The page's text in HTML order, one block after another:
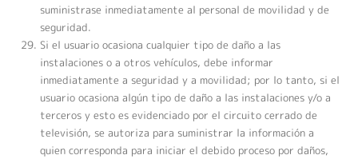
suministrase inmediatamente al personal de movilidad y de
seguridad.
Si el usuario ocasiona cualquier tipo de daño a las
instalaciones o a otros vehículos, debe informar
inmediatamente a seguridad y a movilidad; por lo tanto, si el
usuario ocasiona algún tipo de daño a las instalaciones y/o a
terceros y esto es evidenciado por el circuito cerrado de
televisión, se autoriza para suministrar la información a
quien corresponda para iniciar el debido proceso por daños,